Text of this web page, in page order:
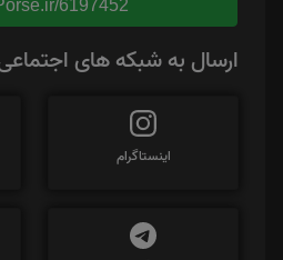
6197452
ارسال به شبکه های
اینستاگرام